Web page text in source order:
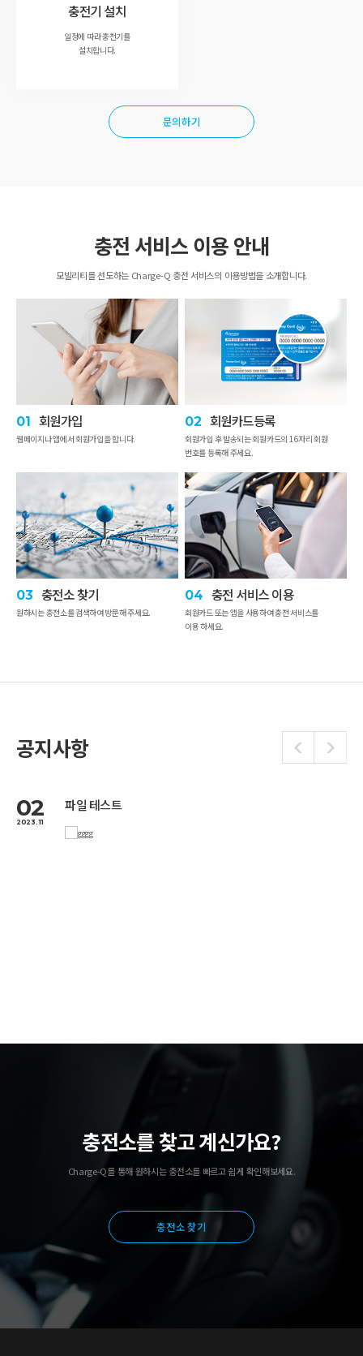
충전기 설치
일정에 따라 충전기를
설치합니다.
문의하기
충전 서비스 이용 안내
모빌리티를 선도하는 Charge-Q 충전 서비스의 이용방법을 소개합니다.
01 회원가입
웹페이지나 앱에서 회원가입을 합니다.
02 회원카드등록
회원가입 후 발송되는 회원카드의 16자리 회원
번호를 등록해 주세요.
03 충전소 찾기
원하시는 충전소를 검색하여 방문해 주세요.
04 충전 서비스 이용
회원카드 또는 앱을 사용하여 충전 서비스를
이용 하세요.
공지사항
27
2023.08
"Charge-Q" 전기차 충전 서비스
씨에스테크놀로지(주)에서 전기자동차 충전 서비스 "Charge-Q"를 준비 중에 있습니다.
충전소를 찾고 계신가요?
Charge-Q를 통해 원하시는 충전소를 빠르고 쉽게 확인해보세요.
충전소 찾기